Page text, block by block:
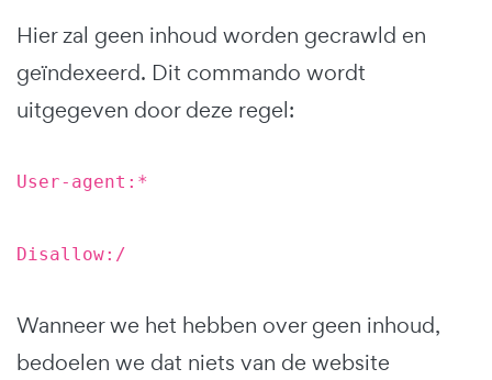
Hier zal geen inhoud worden gecrawld en
geïndexeerd. Dit commando wordt
uitgegeven door deze regel:
User-agent:*
Disallow:/
Wanneer we het hebben over geen inhoud,
bedoelen we dat niets van de website